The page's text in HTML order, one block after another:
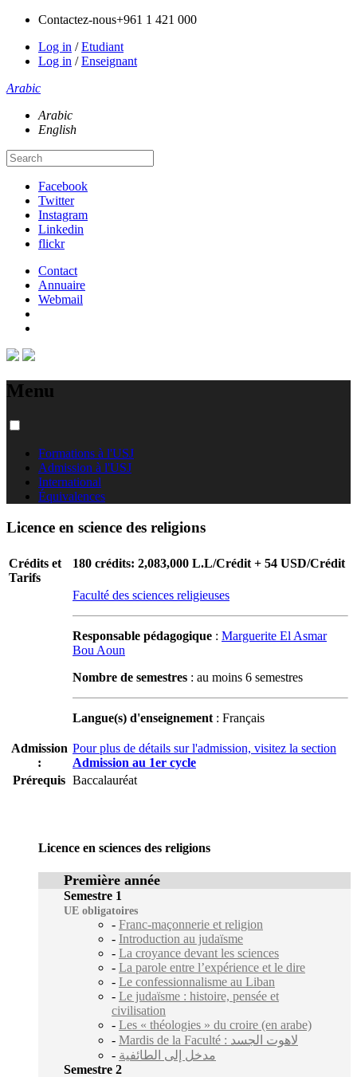
Contactez-nous+961 1 421 000
Log in /Etudiant
Log in /Enseignant
Arabic
Arabic
English
Facebook
Twitter
Instagram
Linkedin
flickr
Contact
Annuaire
Webmail
Menu
Formations à l'USJ
Admission à l'USJ
International
Équivalences
Licence en science des religions
Crédits et
Tarifs
180 crédits: 2,083,000 L.L/Crédit + 54 USD/Crédit
Faculté des sciences religieuses
Responsable pédagogique : Marguerite El Asmar
Bou Aoun
Nombre de semestres : au moins 6 semestres
Langue(s) d'enseignement : Français
Admission
:
Pour plus de détails sur l'admission, visitez la section
Admission au 1er cycle
Prérequis Baccalauréat
Licence en sciences des religions
Première année
Semestre 1
UE obligatoires
- Franc-maçonnerie et religion
- Introduction au judaïsme
- La croyance devant les sciences
- La parole entre l’expérience et le dire
- Le confessionnalisme au Liban
- Le judaïsme : histoire, pensée et
civilisation
- Les « théologies » du croire (en arabe)
-
Mardis de la Faculté : لاهوت الجسد
- مدخل إلى الطائفية
Semestre 2